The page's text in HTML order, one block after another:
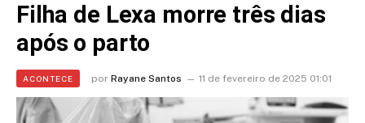
Filha de Lexa morre três dias
após o parto
ACONTECE por Rayane Santos 11 de fevereiro de 2025 01:01